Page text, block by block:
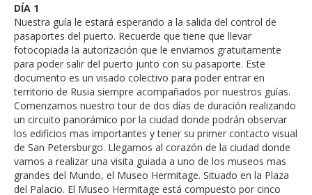
DÍA 1
Nuestra guía le estará esperando a la salida del control de
pasaportes del puerto. Recuerde que tiene que llevar
fotocopiada la autorización que le enviamos gratuitamente
para poder salir del puerto junto con su pasaporte. Este
documento es un visado colectivo para poder entrar en
territorio de Rusia siempre acompañados por nuestros guías.
Comenzamos nuestro tour de dos días de duración realizando
un circuito panorámico por la ciudad donde podrán observar
los edificios mas importantes y tener su primer contacto visual
de San Petersburgo. Llegamos al corazón de la ciudad donde
vamos a realizar una visita guiada a uno de los museos mas
grandes del Mundo, el Museo Hermitage. Situado en la Plaza
del Palacio. El Museo Hermitage está compuesto por cinco